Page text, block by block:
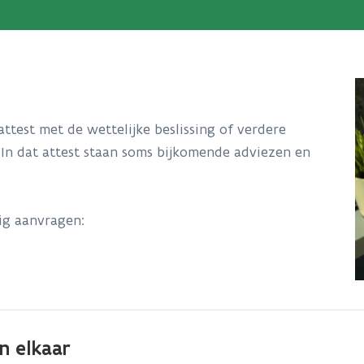
met de wettelijke beslissing of verdere
dat attest staan soms bijkomende adviezen en
aanvragen:
elkaar